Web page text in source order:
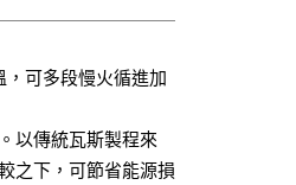
可多段慢火循進加
以傳統瓦斯製程來
之下，可節省能源損